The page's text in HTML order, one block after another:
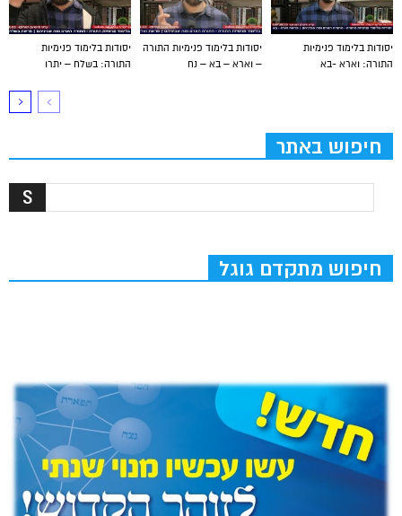
יסודות בלימוד פנימיות
התורה: בשלח – יתרו
יסודות בלימוד פנימיות התורה
– וארא – בא – נח
יסודות בלימוד פנימיות
התורה: וארא -בא
חיפוש באתר
חיפוש מתקדם גוגל